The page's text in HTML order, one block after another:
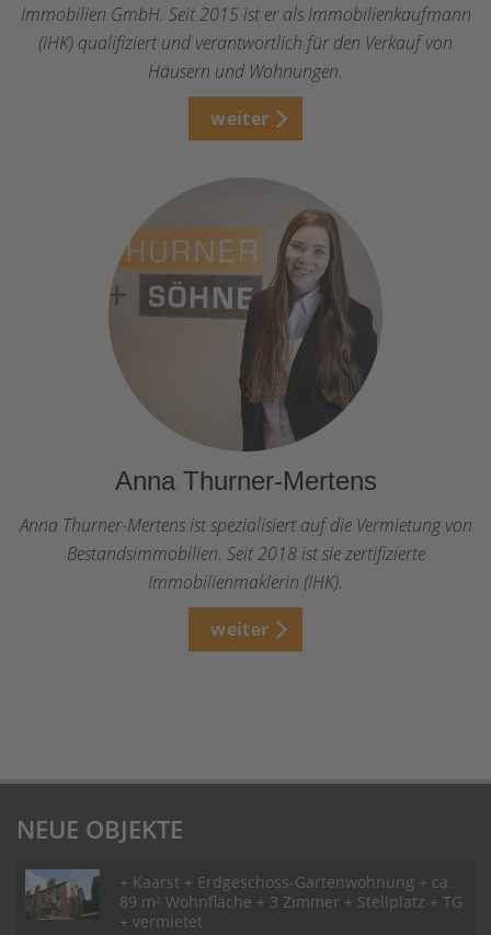
Immobilien GmbH. Seit 2015 ist er als Immobilienkaufmann
(IHK) qualifiziert und verantwortlich für den Verkauf von
Häusern und Wohnungen.
weiter
Anna Thurner-Mertens
Anna Thurner-Mertens ist spezialisiert auf die Vermietung von
Bestandsimmobilien. Seit 2018 ist sie zertifizierte
Immobilienmaklerin (IHK).
weiter
NEUE OBJEKTE
+ Kaarst + Erdgeschoss-Gartenwohnung + ca.
89 m² Wohnfläche + 3 Zimmer + Stellplatz + TG
+ vermietet